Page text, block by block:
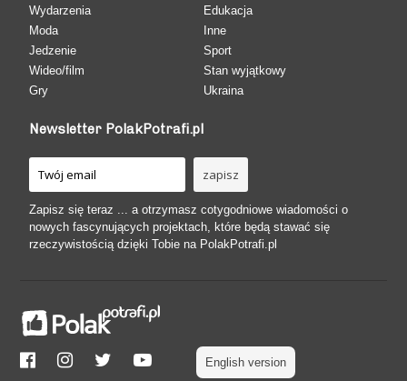
Wydarzenia
Moda
Jedzenie
Wideo/film
Gry
Edukacja
Inne
Sport
Stan wyjątkowy
Ukraina
Newsletter PolakPotrafi.pl
Zapisz się teraz ... a otrzymasz cotygodniowe wiadomości o
nowych fascynujących projektach, które będą stawać się
rzeczywistością dzięki Tobie na PolakPotrafi.pl
English version